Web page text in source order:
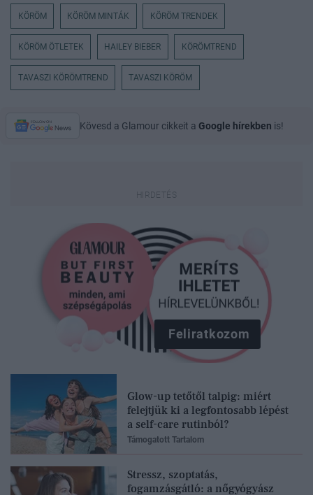
KÖRÖM KÖRÖM MINTÁK KÖRÖM TRENDEK
KÖRÖM ÖTLETEK HAILEY BIEBER KÖRÖMTREND
TAVASZI KÖRÖMTREND TAVASZI KÖRÖM
Kövesd a Glamour cikkeit a Google hírekben is!
Feliratkozom
Glow-up tetőtől talpig: miért
felejtjük ki a legfontosabb lépést
a self-care rutinból?
Támogatott Tartalom
Stressz, szoptatás,
fogamzásgátló: a nőgyógyász